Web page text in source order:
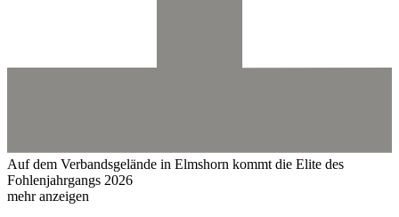
Auf dem Verbandsgelände in Elmshorn kommt die Elite des
Fohlenjahrgangs 2026
mehr anzeigen